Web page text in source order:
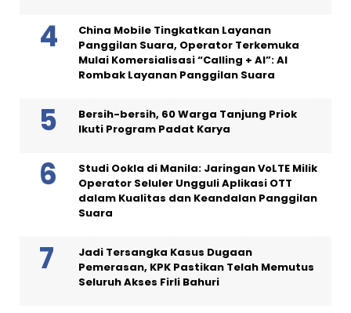
China Mobile Tingkatkan Layanan
Panggilan Suara, Operator Terkemuka
Mulai Komersialisasi “Calling + AI”: AI
Rombak Layanan Panggilan Suara
Bersih-bersih, 60 Warga Tanjung Priok
Ikuti Program Padat Karya
Studi Ookla di Manila: Jaringan VoLTE Milik
Operator Seluler Ungguli Aplikasi OTT
dalam Kualitas dan Keandalan Panggilan
Suara
Jadi Tersangka Kasus Dugaan
Pemerasan, KPK Pastikan Telah Memutus
Seluruh Akses Firli Bahuri